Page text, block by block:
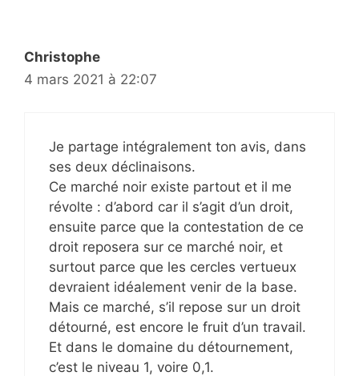
Christophe
4 mars 2021 à 22:07
Je partage intégralement ton avis, dans
ses deux déclinaisons.
Ce marché noir existe partout et il me
révolte : d’abord car il s’agit d’un droit,
ensuite parce que la contestation de ce
droit reposera sur ce marché noir, et
surtout parce que les cercles vertueux
devraient idéalement venir de la base.
Mais ce marché, s’il repose sur un droit
détourné, est encore le fruit d’un travail.
Et dans le domaine du détournement,
c’est le niveau 1, voire 0,1.